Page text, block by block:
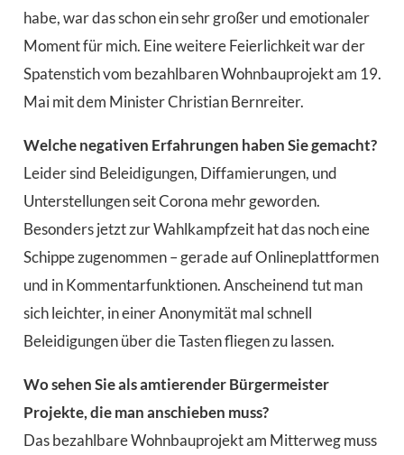
habe, war das schon ein sehr großer und emotionaler
Moment für mich. Eine weitere Feierlichkeit war der
Spatenstich vom bezahlbaren Wohnbauprojekt am 19.
Mai mit dem Minister Christian Bernreiter.
Welche negativen Erfahrungen haben Sie gemacht?
Leider sind Beleidigungen, Diffamierungen, und
Unterstellungen seit Corona mehr geworden.
Besonders jetzt zur Wahlkampfzeit hat das noch eine
Schippe zugenommen – gerade auf Onlineplattformen
und in Kommentarfunktionen. Anscheinend tut man
sich leichter, in einer Anonymität mal schnell
Beleidigungen über die Tasten fliegen zu lassen.
Wo sehen Sie als amtierender Bürgermeister
Projekte, die man anschieben muss?
Das bezahlbare Wohnbauprojekt am Mitterweg muss